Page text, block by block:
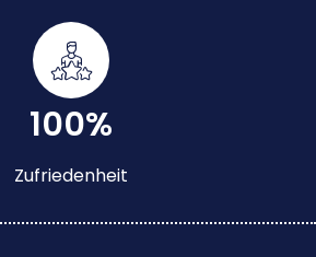
100%
Zufriedenheit